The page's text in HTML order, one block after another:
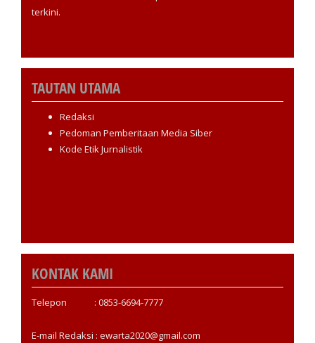
terkini.
TAUTAN UTAMA
Redaksi
Pedoman Pemberitaan Media Siber
Kode Etik Jurnalistik
KONTAK KAMI
Telepon : 0853-6694-7777
E-mail Redaksi : ewarta2020@gmail.com